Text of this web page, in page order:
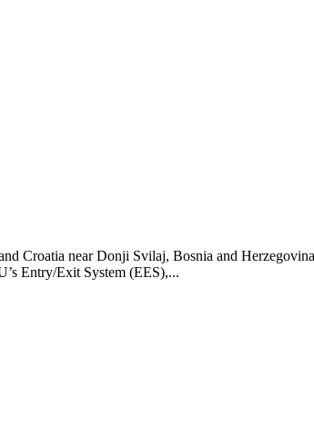
Croatia near Donji Svilaj, Bosnia and
Entry/Exit System (EES),...